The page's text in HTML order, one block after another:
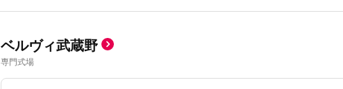
ベルヴィ武蔵野
専門式場